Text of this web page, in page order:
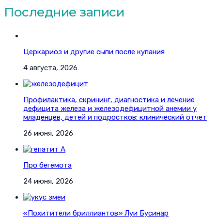
Последние записи
Церкариоз и другие сыпи после купания
4 августа, 2026
Профилактика, скрининг, диагностика и лечение
дефицита железа и железодефицитной анемии у
младенцев, детей и подростков: клинический отчет
26 июня, 2026
Про бегемота
24 июня, 2026
«Похитители бриллиантов» Луи Бусинар